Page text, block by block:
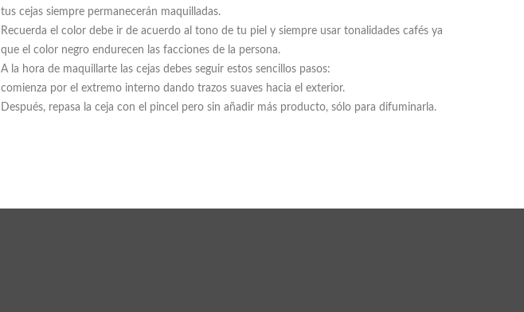
tus cejas siempre permanecerán maquilladas.
Recuerda el color debe ir de acuerdo al tono de tu piel y siempre usar tonalidades cafés ya
que el color negro endurecen las facciones de la persona.
A la hora de maquillarte las cejas debes seguir estos sencillos pasos:
comienza por el extremo interno dando trazos suaves hacia el exterior.
Después, repasa la ceja con el pincel pero sin añadir más producto, sólo para difuminarla.